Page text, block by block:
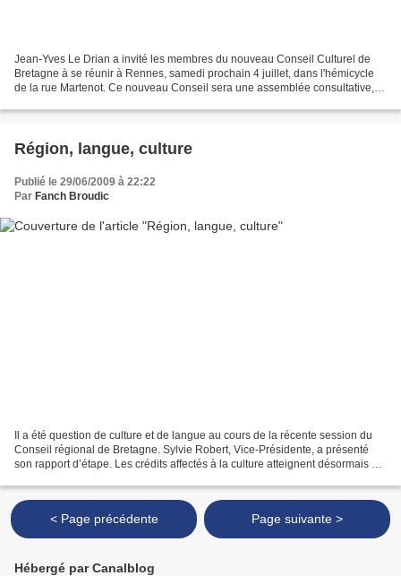
Jean-Yves Le Drian a invité les membres du nouveau Conseil Culturel de
Bretagne à se réunir à Rennes, samedi prochain 4 juillet, dans l'hémicycle
de la rue Martenot. Ce nouveau Conseil sera une assemblée consultative,
Région, langue, culture
Publié le 29/06/2009 à 22:22
Par Fanch Broudic
Il a été question de culture et de langue au cours de la récente session du
Conseil régional de Bretagne. Sylvie Robert, Vice-Présidente, a présenté
son rapport d’étape. Les crédits affectés à la culture atteignent désormais 27
< Page précédente Page suivante >
Hébergé par Canalblog